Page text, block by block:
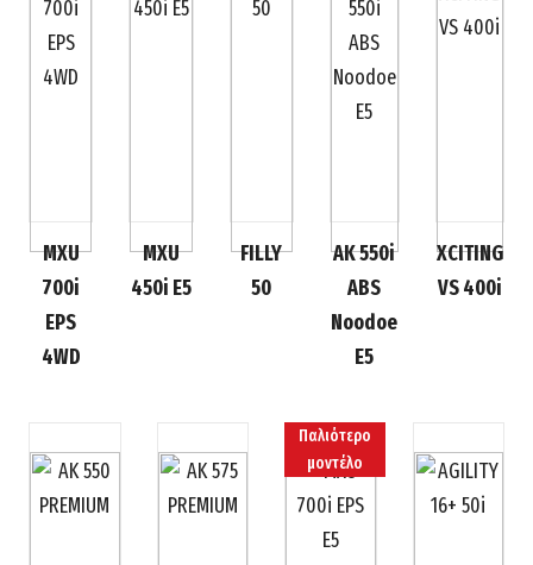
MXU
700i
EPS
4WD
MXU
450i E5
FILLY
50
AK 550i
ABS
Noodoe
E5
XCITING
VS 400i
Παλιότερο
μοντέλο